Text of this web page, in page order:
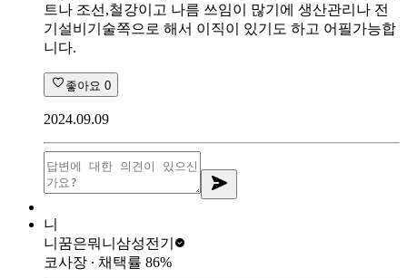
트나 조선,철강이고 나름 쓰임이 많기에 생산관리나 전
기설비기술쪽으로 해서 이직이 있기도 하고 어필가능합
니다.
좋아요 0
2024.09.09
니
니꿈은뭐니 삼성전기
코사장 ∙ 채택률 86%